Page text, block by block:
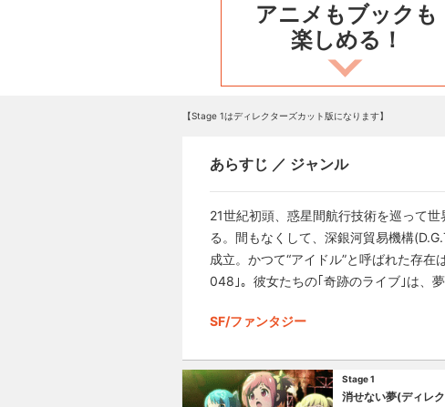
アニメもブックも
楽しめる！
【Stage 1はディレクターズカット版になります】
あらすじ ／ ジャンル
21世紀初頭、惑星間航行技術を巡って
る。間もなくして、深銀河貿易機構
成立。かつて“アイドル”と呼ばれた存
048｣。彼女たちの｢奇跡のライブ｣は、
SF/ファンタジー
Stage 1
消せない夢(ディレ